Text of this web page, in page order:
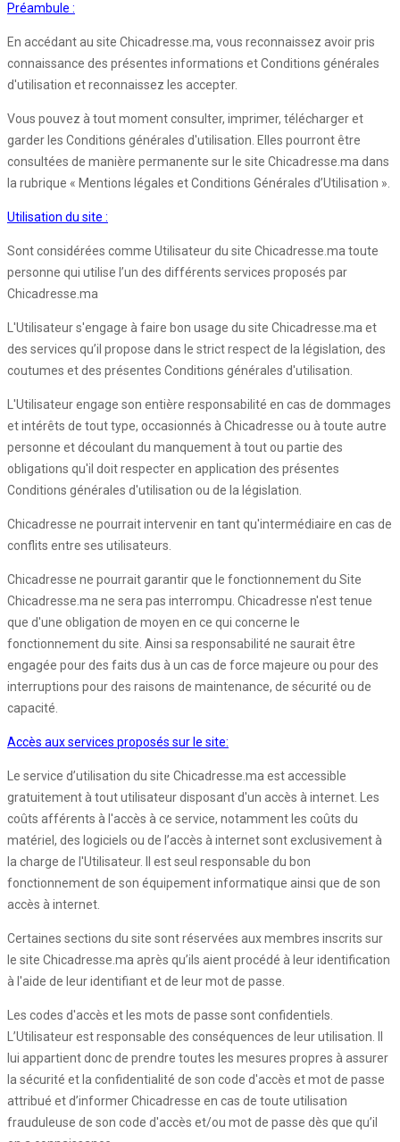
Préambule :
En accédant au site Chicadresse.ma, vous reconnaissez avoir pris
connaissance des présentes informations et Conditions générales
d'utilisation et reconnaissez les accepter.
Vous pouvez à tout moment consulter, imprimer, télécharger et
garder les Conditions générales d'utilisation. Elles pourront être
consultées de manière permanente sur le site Chicadresse.ma dans
la rubrique « Mentions légales et Conditions Générales d’Utilisation ».
Utilisation du site :
Sont considérées comme Utilisateur du site Chicadresse.ma toute
personne qui utilise l’un des différents services proposés par
Chicadresse.ma
L'Utilisateur s'engage à faire bon usage du site Chicadresse.ma et
des services qu’il propose dans le strict respect de la législation, des
coutumes et des présentes Conditions générales d'utilisation.
L'Utilisateur engage son entière responsabilité en cas de dommages
et intérêts de tout type, occasionnés à Chicadresse ou à toute autre
personne et découlant du manquement à tout ou partie des
obligations qu'il doit respecter en application des présentes
Conditions générales d'utilisation ou de la législation.
Chicadresse ne pourrait intervenir en tant qu'intermédiaire en cas de
conflits entre ses utilisateurs.
Chicadresse ne pourrait garantir que le fonctionnement du Site
Chicadresse.ma ne sera pas interrompu. Chicadresse n'est tenue
que d'une obligation de moyen en ce qui concerne le
fonctionnement du site. Ainsi sa responsabilité ne saurait être
engagée pour des faits dus à un cas de force majeure ou pour des
interruptions pour des raisons de maintenance, de sécurité ou de
capacité.
Accès aux services proposés sur le site:
Le service d’utilisation du site Chicadresse.ma est accessible
gratuitement à tout utilisateur disposant d'un accès à internet. Les
coûts afférents à l'accès à ce service, notamment les coûts du
matériel, des logiciels ou de l’accès à internet sont exclusivement à
la charge de l'Utilisateur. Il est seul responsable du bon
fonctionnement de son équipement informatique ainsi que de son
accès à internet.
Certaines sections du site sont réservées aux membres inscrits sur
le site Chicadresse.ma après qu’ils aient procédé à leur identification
à l'aide de leur identifiant et de leur mot de passe.
Les codes d'accès et les mots de passe sont confidentiels.
L’Utilisateur est responsable des conséquences de leur utilisation. Il
lui appartient donc de prendre toutes les mesures propres à assurer
la sécurité et la confidentialité de son code d'accès et mot de passe
attribué et d’informer Chicadresse en cas de toute utilisation
frauduleuse de son code d'accès et/ou mot de passe dès que qu’il